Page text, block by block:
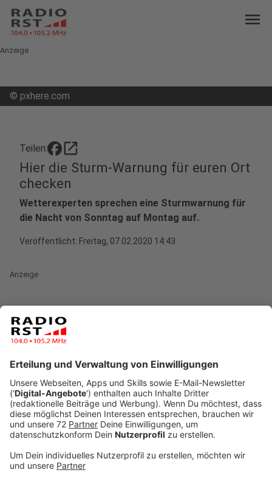
menu
Anzeige
© pxhere.com
Teilen: open_in_new
Hier die Sturm-Warnung für euren Ort
checken
Wetterexperten sprechen eine Sturmwarnung für
die Nacht von Sonntag auf Montag auf.
Veröffentlicht: Freitag, 07.02.2020 14:43
Anzeige
Am Sonntag zieht Sturmtief Sabine über Schottland
nach Norddeutschland. Am Sonntag erwarten
Experten Schauer und Gewitter. Außerdem werden
schwere Sturmböen und Orkanböen von bis zu 120
Nordsee Sturmfluten geben könnte, in anderen Teilen
Deutschlands wird Verkehrschaos erwartet.
Einsatzkräfte erwarten, dass Bäume entwurzelt
werden und Gegenstände durch die Gegend fliegen.
Anzeige